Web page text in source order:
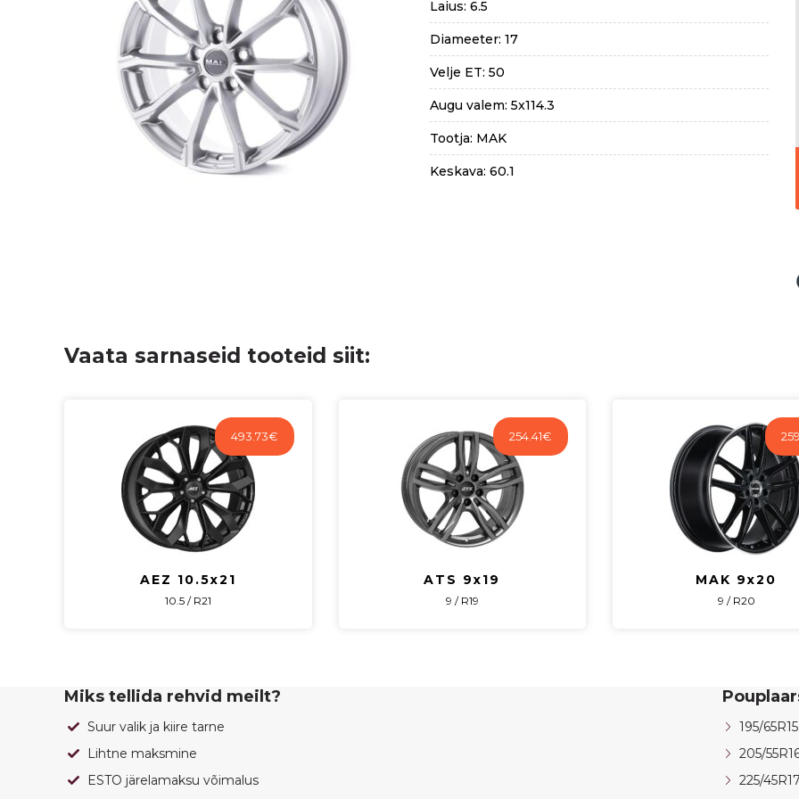
Laius: 6.5
Diameeter: 17
Velje ET: 50
Augu valem: 5x114.3
Tootja: MAK
Keskava: 60.1
Vaata sarnaseid tooteid siit:
493.73€
AEZ 10.5x21
10.5 / R21
254.41€
ATS 9x19
9 / R19
MAK 9x20
9 / R20
Miks tellida rehvid meilt?
Suur valik ja kiire tarne
Lihtne maksmine
ESTO järelamaksu võimalus
195/65R15
205/
225/45R17